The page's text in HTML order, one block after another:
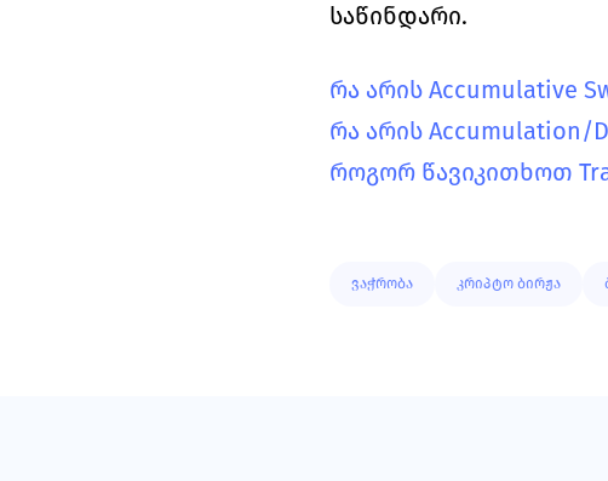
საწინდარი.
რა არის Accumulative
რა არის Accumulation/
როგორ წავიკითხოთ
ვაჭრობა კრიპტო ბირჟა